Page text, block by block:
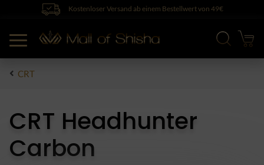
Kostenloser Versand ab einem Bestellwert von 49€
CRT
CRT Headhunter
Carbon